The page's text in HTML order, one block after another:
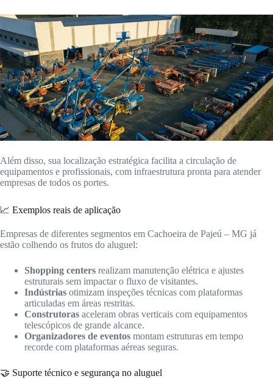
Além disso, sua localização estratégica facilita a circulação de
equipamentos e profissionais, com infraestrutura pronta para atender
empresas de todos os portes.
📈 Exemplos reais de aplicação
Empresas de diferentes segmentos em Cachoeira de Pajeú – MG já
estão colhendo os frutos do aluguel:
Shopping centers realizam manutenção elétrica e ajustes
estruturais sem impactar o fluxo de visitantes.
Indústrias otimizam inspeções técnicas com plataformas
articuladas em áreas restritas.
Construtoras aceleram obras verticais com equipamentos
telescópicos de grande alcance.
Organizadores de eventos montam estruturas em tempo
recorde com plataformas aéreas seguras.
🤝 Suporte técnico e segurança no aluguel